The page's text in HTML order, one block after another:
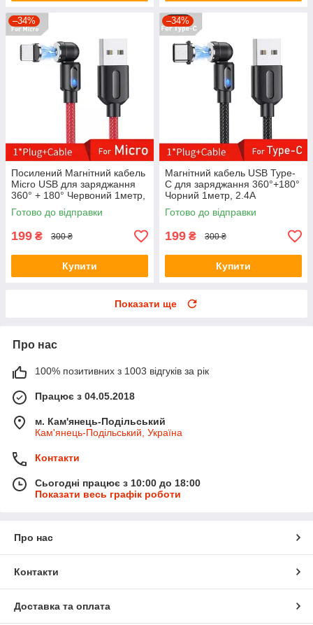
–34%
Посилений Магнітний кабель
Micro USB для заряджання
360° + 180° Червоний 1метр,
2.4A
Готово до відправки
199 ₴ 300 ₴
Купити
–34%
Магнітний кабель USB Type-
C для заряджання 360°+180°
Чорний 1метр, 2.4A
Готово до відправки
199 ₴ 300 ₴
Купити
Показати ще
Про нас
100% позитивних з 1003 відгуків за рік
Працює з 04.05.2018
м. Кам'янець-Подільський
Кам'янець-Подільський, Україна
Контакти
Сьогодні працює з 10:00 до 18:00
Показати весь графік роботи
Про нас
Контакти
Доставка та оплата